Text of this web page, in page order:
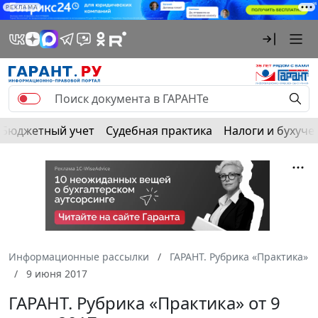
РЕКЛАМА
Бюджетный учет Судебная практика Налоги и
Информационные рассылки
ГАРАНТ. Рубрика «Практика»
9 июня 2017
ГАРАНТ. Рубрика «Практика» от 9